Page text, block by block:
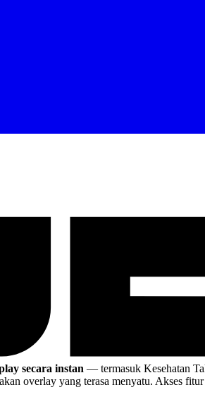
secara instan — termasuk Kesehatan
overlay yang terasa menyatu. Akses